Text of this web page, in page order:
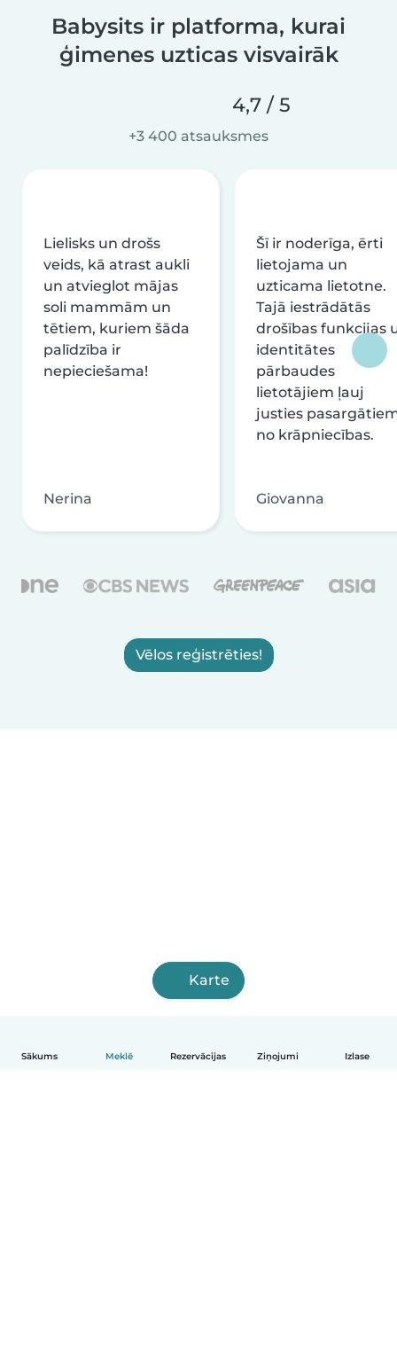
Sākums Meklē Rezervācijas Ziņojumi Izlase
Babysits ir platforma, kurai
ģimenes uzticas visvairāk
4,7 / 5
+3 400 atsauksmes
Lielisks un drošs
veids, kā atrast aukli
un atvieglot mājas
soli mammām un
tētiem, kuriem šāda
palīdzība ir
nepieciešama!
Nerina
Šī ir noderīga, ērti
lietojama un
uzticama lietotne.
Tajā iestrādātās
drošības funkcijas
identitātes
pārbaudes
lietotājiem ļauj
justies
no krāpniecības.
Giovanna
Vēlos reģistrēties!
Karte